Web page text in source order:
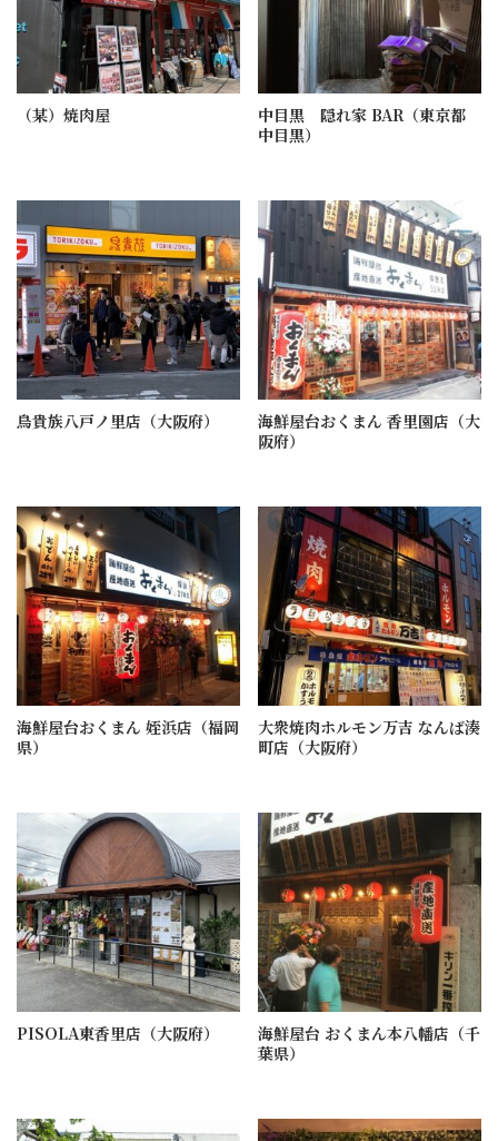
（某）焼肉屋
中目黒 隠れ家 BAR（東京都
中目黒）
鳥貴族八戸ノ里店（大阪府）
海鮮屋台おくまん 香里園店（大
阪府）
海鮮屋台おくまん 姪浜店（福岡
県）
大衆焼肉ホルモン万吉 なんば湊
町店（大阪府）
PISOLA東香里店（大阪府）
海鮮屋台 おくまん本八幡店（千
葉県）